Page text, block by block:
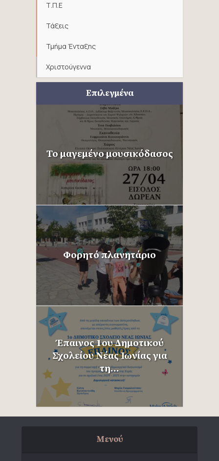
Τ.Π.Ε
Τάξεις
Τμήμα Ένταξης
Χριστούγεννα
Επιλεγμένα
Το μαγεμένο μουσικόδασος
Φορητό πλανητάριο
Έπαινος 1ου Δημοτικού
Σχολείου Νέας Ιωνίας για
τη...
Μενού